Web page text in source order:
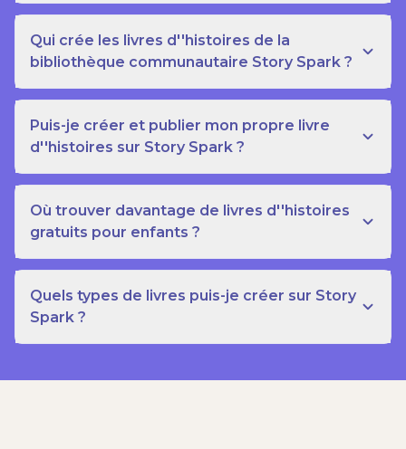
Qui crée les livres d''histoires de la
bibliothèque communautaire Story Spark ?
Puis-je créer et publier mon propre livre
d''histoires sur Story Spark ?
Où trouver davantage de livres d''histoires
gratuits pour enfants ?
Quels types de livres puis-je créer sur Story
Spark ?